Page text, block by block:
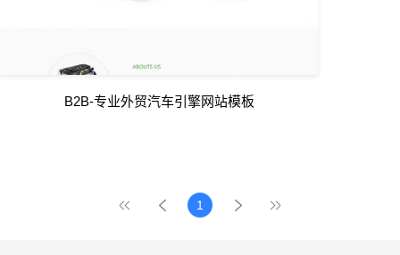
B2B-专业外贸汽车引擎网站模板
1